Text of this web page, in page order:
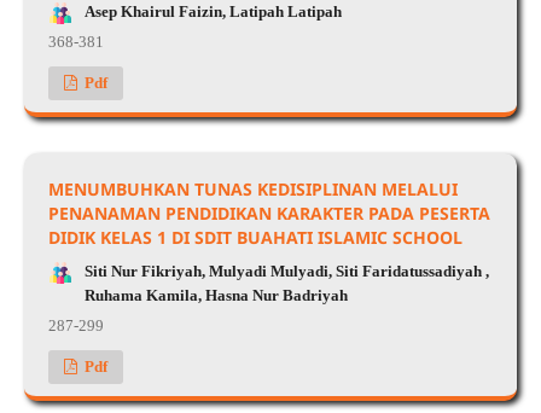
Asep Khairul Faizin, Latipah Latipah
368-381
Pdf
MENUMBUHKAN TUNAS KEDISIPLINAN MELALUI
PENANAMAN PENDIDIKAN KARAKTER PADA PESERTA
DIDIK KELAS 1 DI SDIT BUAHATI ISLAMIC SCHOOL
Siti Nur Fikriyah, Mulyadi Mulyadi, Siti Faridatussadiyah ,
Ruhama Kamila, Hasna Nur Badriyah
287-299
Pdf